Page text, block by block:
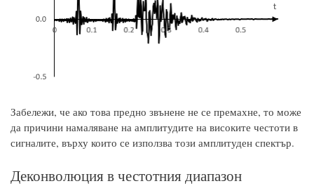
Забележи, че ако това предно звънене не се премахне, то може
да причини намаляване на амплитудите на високите честоти в
сигналите, върху които се използва този амплитуден спектър.
Деконволюция в честотния диапазон